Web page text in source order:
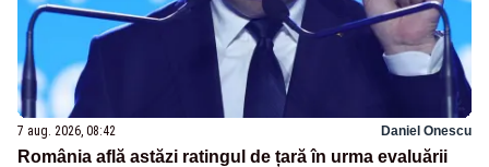
7 aug. 2026, 08:42 Daniel Onescu
România află astăzi ratingul de țară în urma evaluării